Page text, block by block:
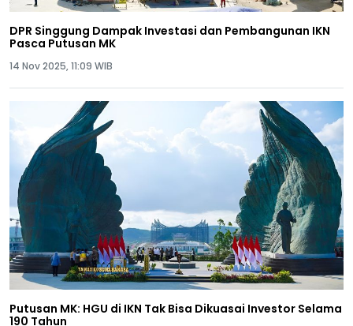
DPR Singgung Dampak Investasi dan Pembangunan IKN
Pasca Putusan MK
14 Nov 2025, 11:09 WIB
Putusan MK: HGU di IKN Tak Bisa Dikuasai Investor Selama
190 Tahun